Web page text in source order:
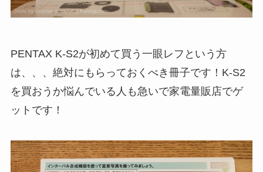
PENTAX K-S2が初めて買う一眼レフという方
は、、、絶対にもらっておくべき冊子です！K-S2
を買おうか悩んでいる人も急いで家電量販店でゲ
ットです！